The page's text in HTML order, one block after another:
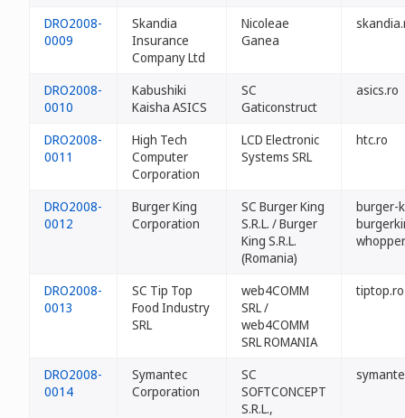
DRO2008-
0009
Skandia
Insurance
Company Ltd
Nicoleae
Ganea
DRO2008-
0010
Kabushiki
Kaisha ASICS
SC
Gaticonstruct
asics.ro
DRO2008-
0011
High Tech
Computer
Corporation
LCD Electronic
Systems SRL
htc.ro
DRO2008-
0012
Burger King
Corporation
SC Burger King
S.R.L. / Burger
King S.R.L.
(Romania)
burger-
DRO2008-
0013
SC Tip Top
Food Industry
SRL
web4COMM
SRL /
web4COMM
SRL ROMANIA
tiptop.ro
DRO2008-
0014
Symantec
Corporation
SC
SOFTCONCEPT
S.R.L.,